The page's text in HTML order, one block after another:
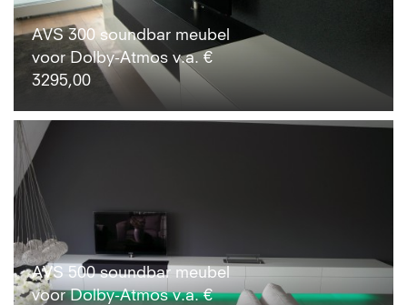
AVS 300 soundbar meubel
voor Dolby-Atmos v.a. €
3295,00
AVS 500 soundbar meubel
voor Dolby-Atmos v.a. €